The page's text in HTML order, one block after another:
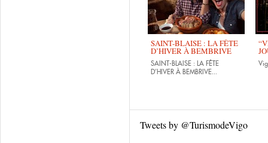
SAINT-BLAISE : LA FÊTE
D’HIVER À BEMBRIVE
SAINT-BLAISE : LA FÊTE
D’HIVER À BEMBRIVE...
Tweets by @TurismodeVigo